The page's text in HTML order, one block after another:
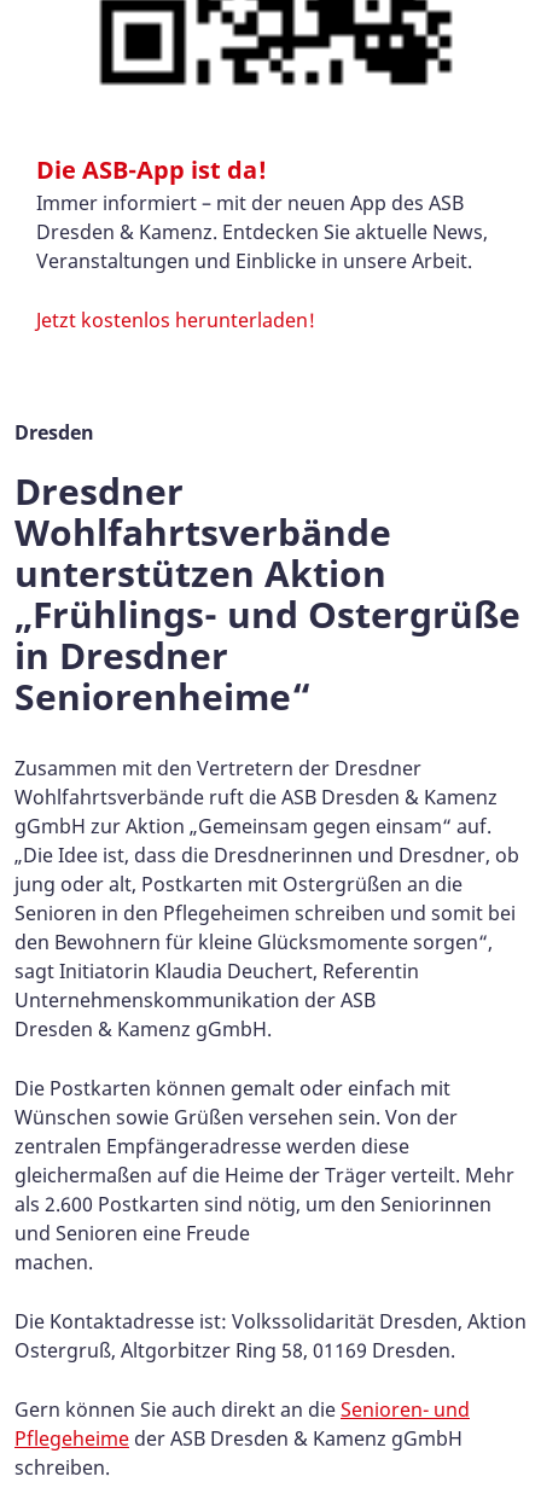
Die ASB-App ist da!
Immer informiert – mit der neuen App des ASB
Dresden & Kamenz. Entdecken Sie aktuelle News,
Veranstaltungen und Einblicke in unsere Arbeit.
Jetzt kostenlos herunterladen!
Dresden
Dresdner
Wohlfahrtsverbände
unterstützen Aktion
„Frühlings- und Ostergrüße
in Dresdner
Seniorenheime“
Zusammen mit den Vertretern der Dresdner
Wohlfahrtsverbände ruft die ASB Dresden & Kamenz
gGmbH zur Aktion „Gemeinsam gegen einsam“ auf.
„Die Idee ist, dass die Dresdnerinnen und Dresdner, ob
jung oder alt, Postkarten mit Ostergrüßen an die
Senioren in den Pflegeheimen schreiben und somit bei
den Bewohnern für kleine Glücksmomente sorgen“,
sagt Initiatorin Klaudia Deuchert, Referentin
Unternehmenskommunikation der ASB
Dresden & Kamenz gGmbH.
Die Postkarten können gemalt oder einfach mit
Wünschen sowie Grüßen versehen sein. Von der
zentralen Empfängeradresse werden diese
gleichermaßen auf die Heime der Träger verteilt. Mehr
als 2.600 Postkarten sind nötig, um den Seniorinnen
und Senioren eine Freude
machen.
Die Kontaktadresse ist: Volkssolidarität Dresden, Aktion
Ostergruß, Altgorbitzer Ring 58, 01169 Dresden.
Gern können Sie auch direkt an dieSenioren- und
Pflegeheime der ASB Dresden & Kamenz gGmbH
schreiben.